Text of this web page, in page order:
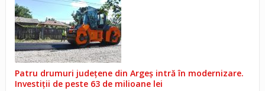
Patru drumuri județene din Argeș intră în modernizare.
Investiții de peste 63 de milioane lei